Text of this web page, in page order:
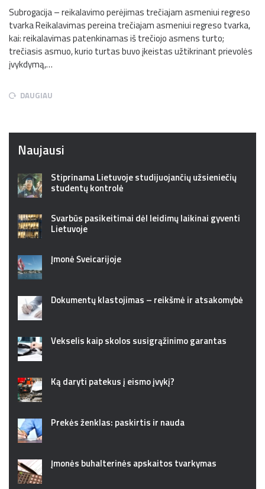
Subrogacija – reikalavimo perėjimas trečiajam asmeniui regreso
tvarka Reikalavimas pereina trečiajam asmeniui regreso tvarka,
kai: reikalavimas patenkinamas iš trečiojo asmens turto;
trečiasis asmuo, kurio turtas buvo įkeistas užtikrinant prievolės
įvykdymą,…
DAUGIAU
Naujausi
Stiprinama Lietuvoje studijuojančių užsieniečių
studentų kontrolė
Svarbūs pasikeitimai dėl leidimų laikinai gyventi
Lietuvoje
Įmonė Šveicarijoje
Dokumentų klastojimas – reikšmė ir atsakomybė
Vekselis kaip skolos susigrąžinimo garantas
Ką daryti patekus į eismo įvykį?
Prekės ženklas: paskirtis ir nauda
Įmonės buhalterinės apskaitos tvarkymas